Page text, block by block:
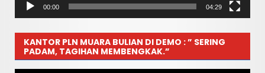
00:00 04:29
KANTOR PLN MUARA BULIAN DI DEMO : ” SERING
PADAM, TAGIHAN MEMBENGKAK.”